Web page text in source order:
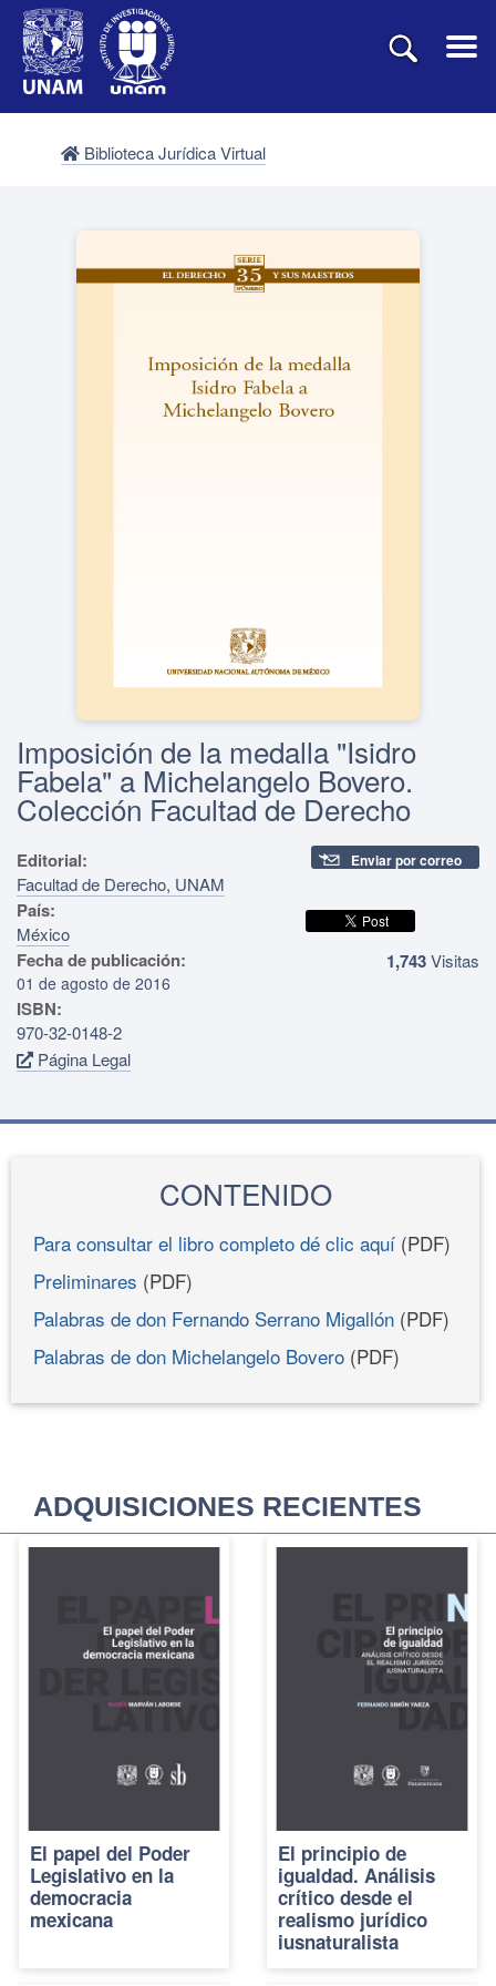
Biblioteca Jurídica Virtual
Imposición de la medalla "Isidro
Fabela" a Michelangelo Bovero.
Colección Facultad de Derecho
Editorial:
Facultad de Derecho, UNAM
País:
México
Fecha de publicación:
01 de agosto de 2016
ISBN:
970-32-0148-2
Página Legal
Enviar por correo
1,743Visitas
CONTENIDO
Para consultar el libro completo dé clic aquí (PDF)
Preliminares (PDF)
Palabras de don Fernando Serrano Migallón (PDF)
Palabras de don Michelangelo Bovero (PDF)
ADQUISICIONES RECIENTES
El papel del Poder
Legislativo en la
democracia
mexicana
El principio de
igualdad. Análisis
crítico desde el
realismo jurídico
iusnaturalista